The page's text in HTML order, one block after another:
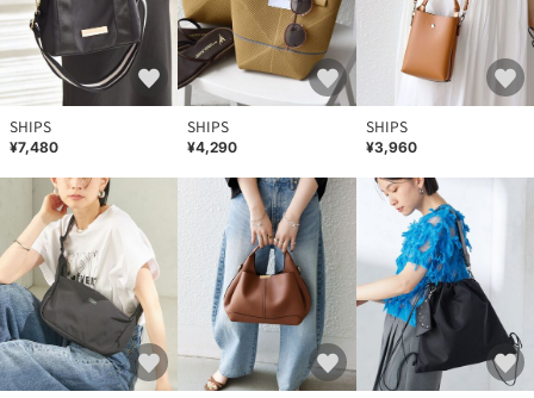
SHIPS
¥7,480
SHIPS
¥4,290
SHIPS
¥3,960